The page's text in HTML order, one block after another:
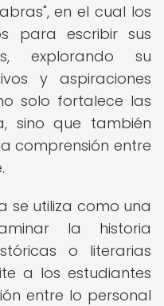
en el cual los
para escribir sus
explorando su
y aspiraciones
solo fortalece las
sino que también
comprensión entre
se utiliza como una
la historia
o literarias
a los estudiantes
entre lo personal